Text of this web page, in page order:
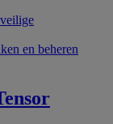
en beheren